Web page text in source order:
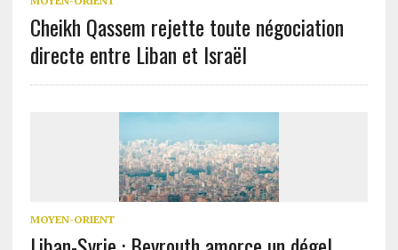
Cheikh Qassem rejette toute négociation
directe entre Liban et Israël
MOYEN-ORIENT